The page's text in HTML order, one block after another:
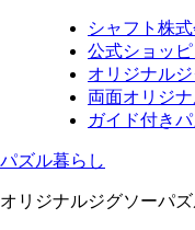
シャフト株
公式ショッ
オリジナル
両面オリジ
ガイド付き
パズル暮らし
オリジナルジグソーパ